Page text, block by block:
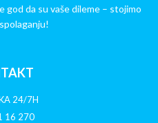
god da su vaše dileme – stojimo
24/7H
16 270